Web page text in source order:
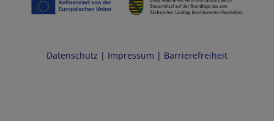
Datenschutz | Impressum | Barrierefreiheit